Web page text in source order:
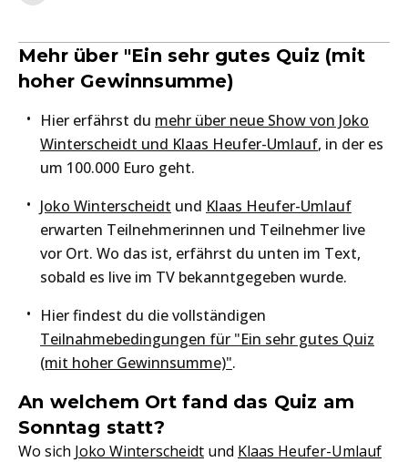
Mehr über "Ein sehr gutes Quiz (mit
hoher Gewinnsumme)
Hier erfährst du mehr über neue Show von Joko
Winterscheidt und Klaas Heufer-Umlauf, in der es
um 100.000 Euro geht.
Joko Winterscheidt und Klaas Heufer-Umlauf
erwarten Teilnehmerinnen und Teilnehmer live
vor Ort. Wo das ist, erfährst du unten im Text,
sobald es live im TV bekanntgegeben wurde.
Hier findest du die vollständigen
Teilnahmebedingungen für "Ein sehr gutes Quiz
(mit hoher Gewinnsumme)".
An welchem Ort fand das Quiz am
Sonntag statt?
Wo sich Joko Winterscheidt und Klaas Heufer-Umlauf